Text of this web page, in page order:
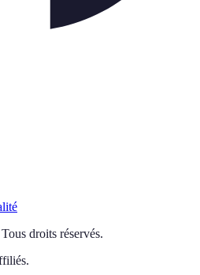
Tous droits réservés.